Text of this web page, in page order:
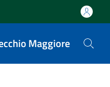
Maggiore